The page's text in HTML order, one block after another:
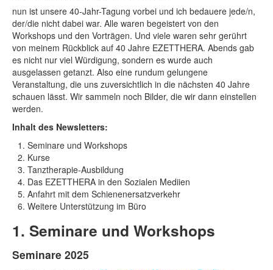
nun ist unsere 40-Jahr-Tagung vorbei und ich bedauere jede/n,
der/die nicht dabei war. Alle waren begeistert von den
Workshops und den Vorträgen. Und viele waren sehr gerührt
von meinem Rückblick auf 40 Jahre EZETTHERA. Abends gab
es nicht nur viel Würdigung, sondern es wurde auch
ausgelassen getanzt. Also eine rundum gelungene
Veranstaltung, die uns zuversichtlich in die nächsten 40 Jahre
schauen lässt. Wir sammeln noch Bilder, die wir dann einstellen
werden.
Inhalt des Newsletters:
Seminare und Workshops
Kurse
Tanztherapie-Ausbildung
Das EZETTHERA in den Sozialen Mediien
Anfahrt mit dem Schienenersatzverkehr
Weitere Unterstützung im Büro
1. Seminare und Workshops
Seminare 2025